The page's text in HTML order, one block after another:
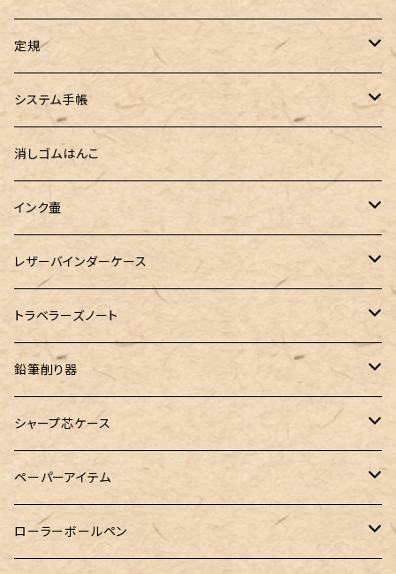
PARKER（パーカー）
Kaweco（カヴェコ）
AURORA（アウロラ）
LAMY（ラミー）
フェリスホイールプレス
大西製作所
染色カクノ
TWSBI（ツイスビー）
Ystudio（ワイスタジオ）
Nahvalur(ナーヴァル)
Caran d'Ache（カランダッシュ）
Kaweco（カヴェコ）
富士瘤クラフト
100% Pencillest 真鍮ペン
フェリスホイールプレス
BENJA メノルカペン
Fisher（フィッシャー）
HUGO BOSS（ヒューゴボス）
Sheaffer（シェーファー）
マーベラスウッド
LOONLOON（ルンルン）
ラダイト
PARLEY (パーリィー)
ガルフストリーム
NAGASAWA（ナガサワ）
PILOT（パイロット）
アシュフォード
スリップオン
Kaweco（カヴェコ）
Ystudio（ワイスタジオ）
ペンネジューク オリジナル（在庫品）
指だけで書けるガラスペン（予約品）
佐瀬工業所
リュリュ
セキセイ
寺西化学工業
ガラス工房 LUC
ガラス工房 SAYORI
GLASS STUDIO しなぷす
アトリグラス
エルバン
Tono&Lims
インクガチャ
セーラー万年筆
100色インク工房
ゆらめくink
PILOT
色彩雫
フェリスホイールプレス
10mlインク
20mlインク
38mlインク
Pelican
インクガチャ
PLATINUM（プラチナ）
富士瘤クラフト
こぶた工房
Steef&Co. (スティーフ)
ST Draft 短軸
ST Draft 全軸
DM-1
マーベラスウッド
バディ
マーベラスシャープ
トライカラーボールペン
カヴェコ
カランダッシュ
ロットリング
プラチナ
早川式繰出鉛筆
三菱鉛筆
クルトガ ウッド
ぺんてる
定規
Ystudio（ワイスタジオ）
ミドリカンパニー
ラダイト
Ruk (ルカ)
LOGステーショナリー
システム手帳
プロッター
ミニ5サイズ
ミニ6サイズ
バイブルサイズ
ダヴィンチ ロロマクラシック
ファイロファックス
アシュフォード
消しゴムはんこ
インク壷
白石ガラス工房
フェリスホイールプレス
レザーバインダーケース
PLOTTER
トラベラーズノート
スターターキット
リフィル・カスタマイズパーツ
鉛筆削り器
コヒノール
シャープ芯ケース
Ystudio（ワイスタジオ）
ラダイト
ペーパーアイテム
ヌルリフィル
ローラーボールペン